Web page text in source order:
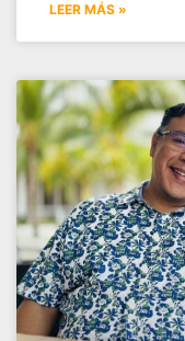
LEER MÁS »